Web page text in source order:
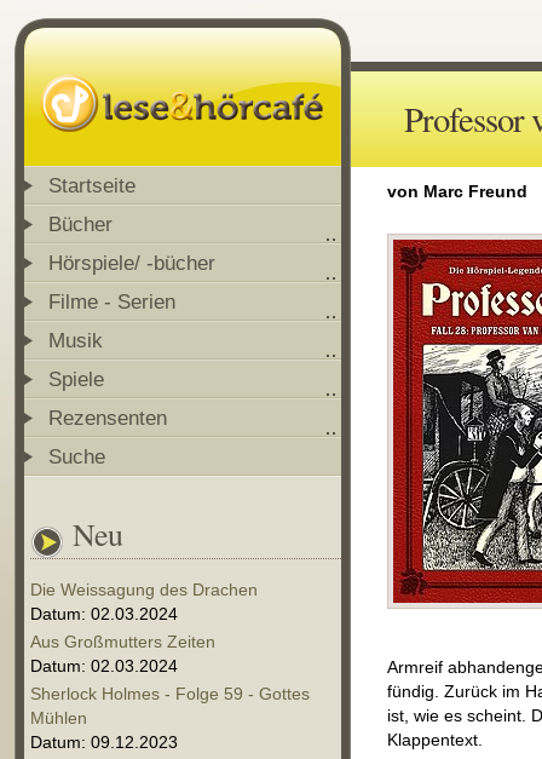
Startseite
Bücher
Hörspiele/ -bücher
Filme - Serien
Musik
Spiele
Rezensenten
Suche
Neu
Die Weissagung des Drachen
Datum: 02.03.2024
Aus Großmutters Zeiten
Datum: 02.03.2024
Sherlock Holmes - Folge 59 - Gottes
Mühlen
Datum: 09.12.2023
Professor
von Marc Freund
Armreif
fündig. Zurück im
ist, wie es scheint.
Klappentext.